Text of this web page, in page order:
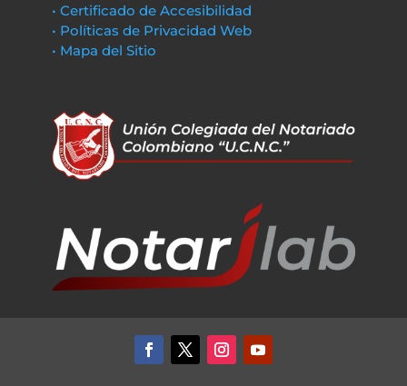
• Certificado de Accesibilidad
• Políticas de Privacidad Web
• Mapa del Sitio